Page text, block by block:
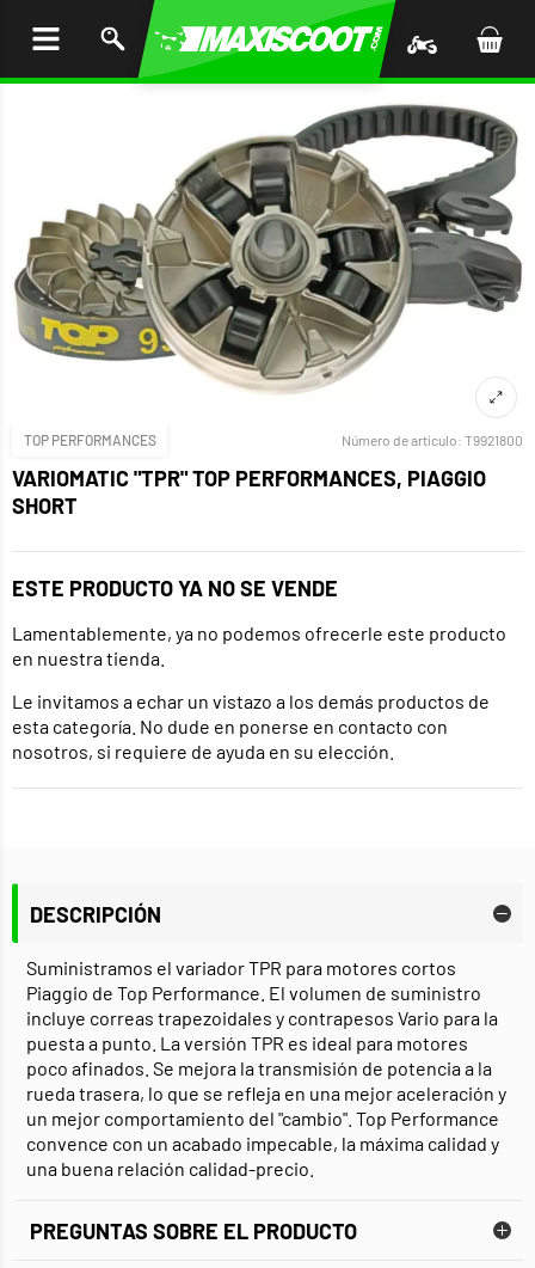
TOP PERFORMANCES Número de artículo: T9921800
VARIOMATIC "TPR" TOP PERFORMANCES, PIAGGIO
SHORT
ESTE PRODUCTO YA NO SE VENDE
Lamentablemente, ya no podemos ofrecerle este producto
en nuestra tienda.
Le invitamos a echar un vistazo a los demás productos de
esta categoría. No dude en ponerse en contacto con
nosotros, si requiere de ayuda en su elección.
DESCRIPCIÓN
Suministramos el variador TPR para motores cortos
Piaggio de Top Performance. El volumen de suministro
incluye correas trapezoidales y contrapesos Vario para la
puesta a punto. La versión TPR es ideal para motores
poco afinados. Se mejora la transmisión de potencia a la
rueda trasera, lo que se refleja en una mejor aceleración y
un mejor comportamiento del "cambio". Top Performance
convence con un acabado impecable, la máxima calidad y
una buena relación calidad-precio.
PREGUNTAS SOBRE EL PRODUCTO